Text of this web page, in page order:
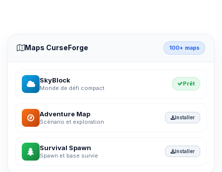
Maps CurseForge 100+ maps
SkyBlock
Monde de défi compact
Prêt
Adventure Map
Scénario et exploration
Installer
Survival Spawn
Spawn et base survie
Installer